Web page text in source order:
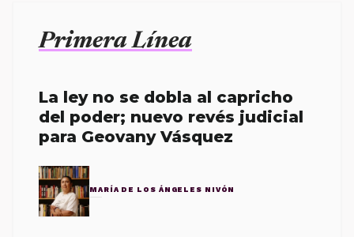
Primera Línea
La ley no se dobla al capricho
del poder; nuevo revés judicial
para Geovany Vásquez
MARÍA DE LOS ÁNGELES NIVÓN